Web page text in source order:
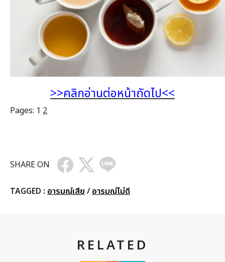
>>คลิกอ่านต่อหน้าถัดไป<<
Pages: 1 2
SHARE ON
TAGGED : อารมณ์เสีย / อารมณ์ไม่ดี
RELATED